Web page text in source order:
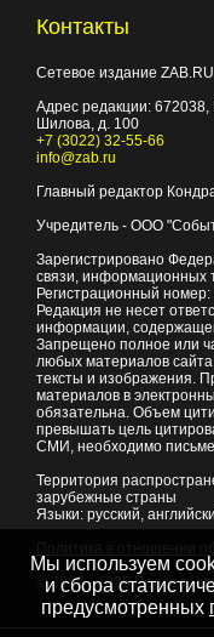
Контакты
Сетевое издание ZAB.RU
Адрес редакции: 672038
Шилова, д. 100
+7 (3022) 32-55-66
info@zab.ru
Главный редактор
Учредитель - ООО
Зарегистрировано
связи, информационных
Регистрационный
Редакция не несет
информации,
Запрещено полное или
любых материалов
тексты и изображения.
материалов в
обязательна. Объем
превышать цель
СМИ, необходимо
Территория
зарубежные страны
Языки: русский,
© 2007 - 2026Портал
Мы используем
и сбора
предусмотренных